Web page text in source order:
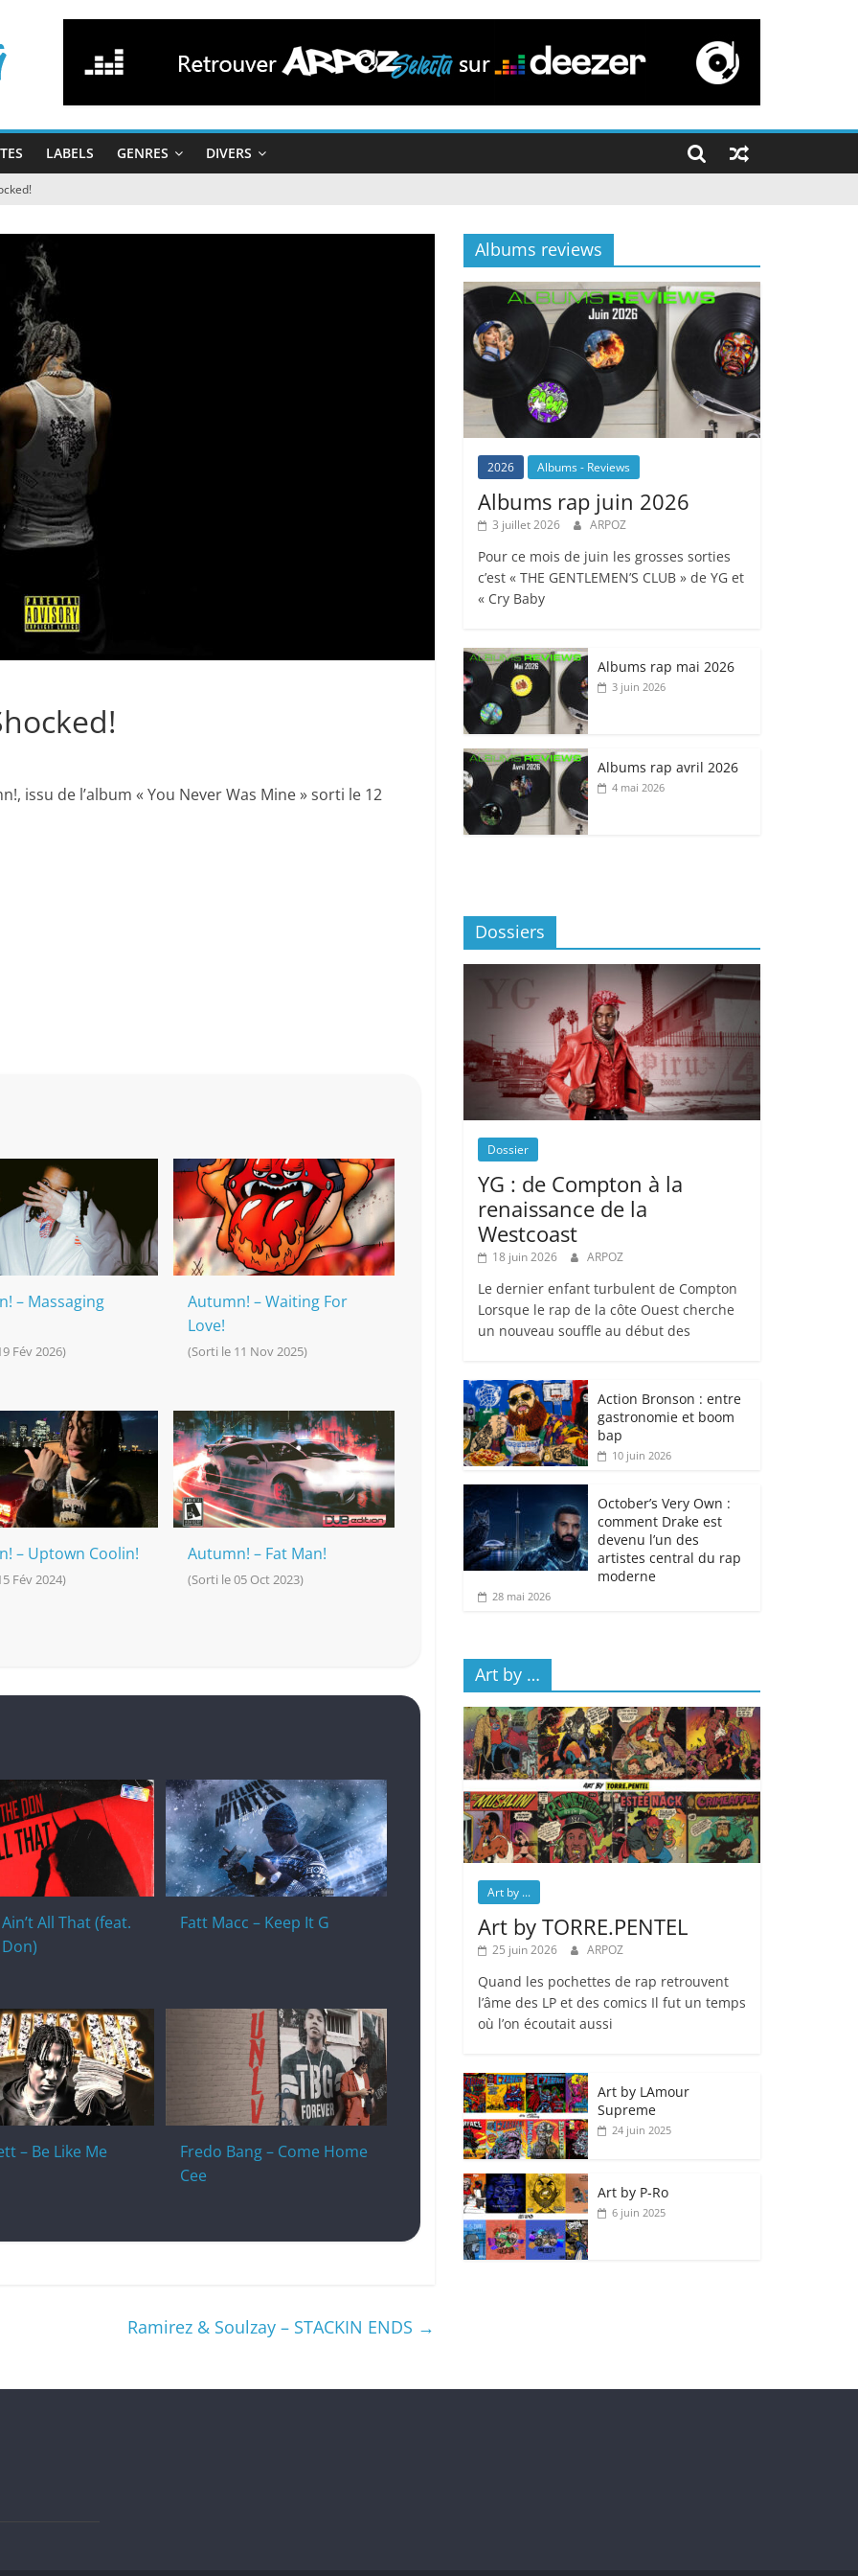
LABELS GENRES DIVERS
issu de l’album « You Never Was Mine » sorti le 12
– Massaging
Fév 2026)
Autumn! – Waiting For
Love!
(Sorti le 11 Nov 2025)
– Uptown Coolin!
Fév 2024)
Autumn! – Fat Man!
(Sorti le 05 Oct 2023)
Ain’t All That (feat.
Fatt Macc – Keep It G
– Be Like Me
Fredo Bang – Come Home
Cee
Ramirez & Soulzay – STACKIN ENDS →
Albums reviews
2026 Albums - Reviews
Albums rap juin 2026
3 juillet 2026 ARPOZ
Pour ce mois de juin les grosses sorties
c’est « THE GENTLEMEN’S CLUB » de YG et
« Cry Baby
Albums rap mai 2026
3 juin 2026
Albums rap avril 2026
4 mai 2026
Dossiers
Dossier
YG : de Compton à la
renaissance de la
Westcoast
18 juin 2026 ARPOZ
Le dernier enfant turbulent de Compton
Lorsque le rap de la côte Ouest cherche
un nouveau souffle au début des
Action Bronson : entre
gastronomie et boom
bap
10 juin 2026
October’s Very Own :
comment Drake est
devenu l’un des
artistes central du rap
moderne
28 mai 2026
Art by …
Art by ...
Art by TORRE.PENTEL
25 juin 2026 ARPOZ
Quand les pochettes de rap retrouvent
l’âme des LP et des comics Il fut un temps
où l’on écoutait aussi
Art by LAmour
Supreme
24 juin 2025
Art by P‑Ro
6 juin 2025